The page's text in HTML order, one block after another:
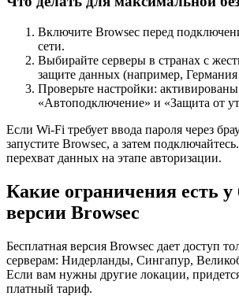
Включите Browsec перед
сети.
Выбирайте серверы в странах с
защите данных (например,
Проверьте настройки:
«Автоподключение» и «Защита от
Если Wi-Fi требует ввода пароля через
запустите Browsec, а затем
перехват данных на этапе авторизации.
Какие ограничения есть у
версии Browsec
Бесплатная версия Browsec дает доступ
серверам: Нидерланды, Сингапур,
Если вам нужны другие локации,
платный тариф.